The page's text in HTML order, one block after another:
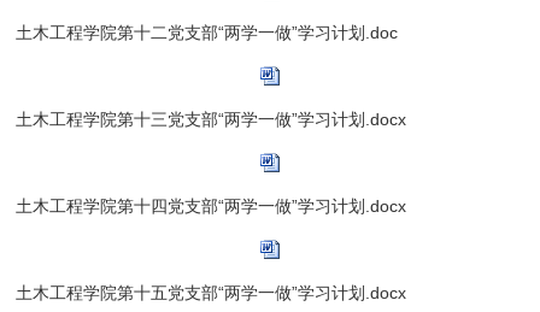
土木工程学院第十二党支部“两学一做”学习计划.doc
土木工程学院第十三党支部“两学一做”学习计划.docx
土木工程学院第十四党支部“两学一做”学习计划.docx
土木工程学院第十五党支部“两学一做”学习计划.docx